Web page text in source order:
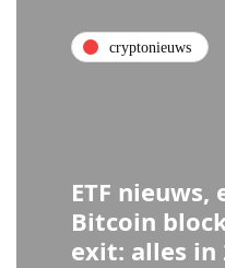
cryptonieuws
ETF nieuws,
Bitcoin
exit: alles in